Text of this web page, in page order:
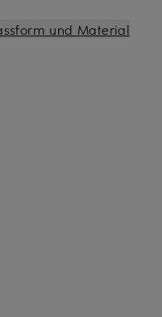
und Material